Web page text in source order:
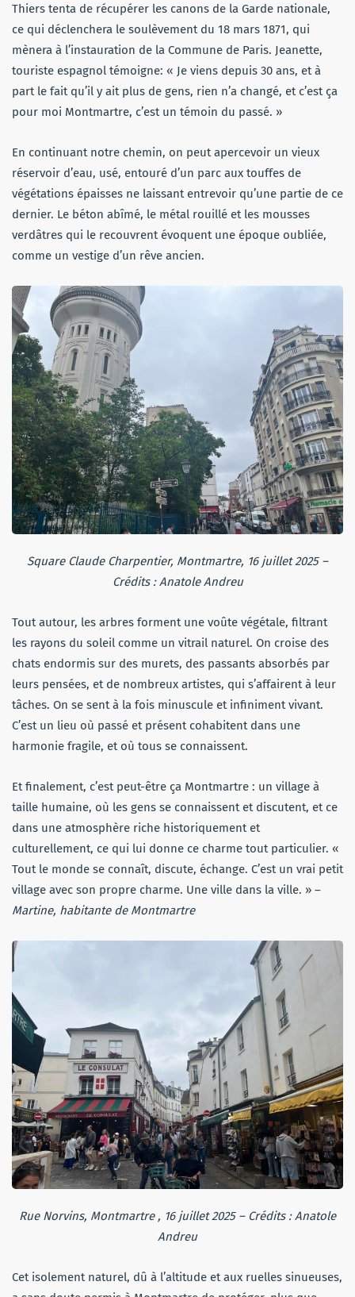
Thiers tenta de récupérer les canons de la Garde nationale,
ce qui déclenchera le soulèvement du 18 mars 1871, qui
mènera à l’instauration de la Commune de Paris. Jeanette,
touriste espagnol témoigne: « Je viens depuis 30 ans, et à
part le fait qu’il y ait plus de gens, rien n’a changé, et c’est ça
pour moi Montmartre, c’est un témoin du passé. »
En continuant notre chemin, on peut apercevoir un vieux
réservoir d’eau, usé, entouré d’un parc aux touffes de
végétations épaisses ne laissant entrevoir qu’une partie de ce
dernier. Le béton abîmé, le métal rouillé et les mousses
verdâtres qui le recouvrent évoquent une époque oubliée,
comme un vestige d’un rêve ancien.
Square Claude Charpentier, Montmartre, 16 juillet 2025 –
Crédits : Anatole Andreu
Tout autour, les arbres forment une voûte végétale, filtrant
les rayons du soleil comme un vitrail naturel. On croise des
chats endormis sur des murets, des passants absorbés par
leurs pensées, et de nombreux artistes, qui s’affairent à leur
tâches. On se sent à la fois minuscule et infiniment vivant.
C’est un lieu où passé et présent cohabitent dans une
harmonie fragile, et où tous se connaissent.
Et finalement, c’est peut-être ça Montmartre : un village à
taille humaine, où les gens se connaissent et discutent, et ce
dans une atmosphère riche historiquement et
culturellement, ce qui lui donne ce charme tout particulier. «
Tout le monde se connaît, discute, échange. C’est un vrai petit
village avec son propre charme. Une ville dans la ville. » –
Martine, habitante de Montmartre
Rue Norvins, Montmartre , 16 juillet 2025 – Crédits : Anatole
Andreu
Cet isolement naturel, dû à l’altitude et aux ruelles sinueuses,